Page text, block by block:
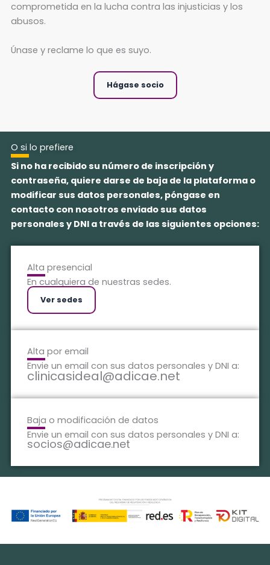
comprometida en la lucha contra las injusticias y los
abusos.
Únase y reclame lo que es suyo.
Hágase socio
O si lo prefiere
Si no ha recibido su número de inscripción y
contraseña, quiere darse de baja de la plataforma o
modificar sus datos personales, póngase en
contacto con nosotros enviado sus datos
personales y DNI a través de las siguientes opciones:
Alta presencial
En cualquiera de nuestras sedes.
Ver sedes
Alta por email
Envie un email con sus datos personales y DNI a:
clinicasideal@adicae.net
Baja o modificación de datos
Envie un email con sus datos personales y DNI a:
socios@adicae.net